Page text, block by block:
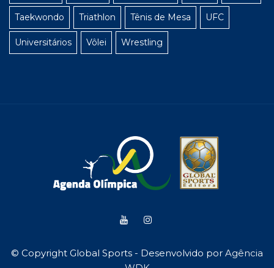
Taekwondo Triathlon Tênis de Mesa UFC
Universitários Vôlei Wrestling
© Copyright Global Sports - Desenvolvido por Agência